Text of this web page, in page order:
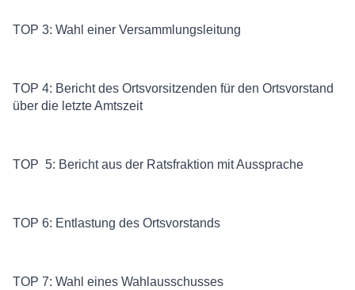
TOP 3: Wahl einer Versammlungsleitung
TOP 4: Bericht des Ortsvorsitzenden für den Ortsvorstand
über die letzte Amtszeit
TOP 5: Bericht aus der Ratsfraktion mit Aussprache
TOP 6: Entlastung des Ortsvorstands
TOP 7: Wahl eines Wahlausschusses